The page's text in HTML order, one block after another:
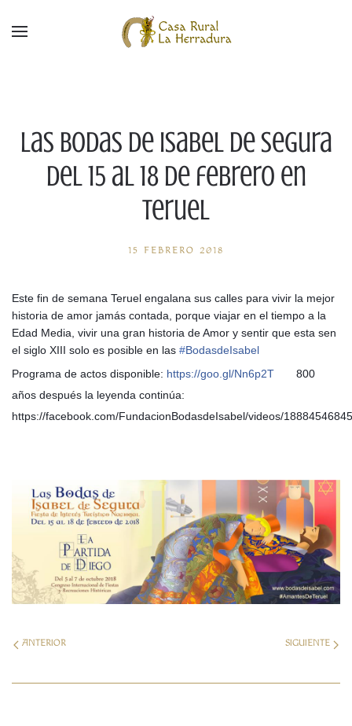
Las Bodas de Isabel de Segura
del 15 al 18 de febrero en
Teruel
15 FEBRERO 2018
Este fin de semana Teruel engalana sus calles para vivir la mejor
historia de amor jamás contada, porque viajar en el tiempo a la
Edad Media, vivir una gran historia de Amor y sentir que esta sen
el siglo XIII solo es posible en las #BodasdeIsabel
Programa de actos disponible: https://goo.gl/Nn6p2T
800
años después la leyenda continúa:
https://facebook.com/FundacionBodasdeIsabel/videos/
ANTERIOR SIGUIENTE